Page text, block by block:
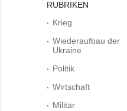
RUBRIKEN
Krieg
Wiederaufbau der
Ukraine
Politik
Wirtschaft
Militär